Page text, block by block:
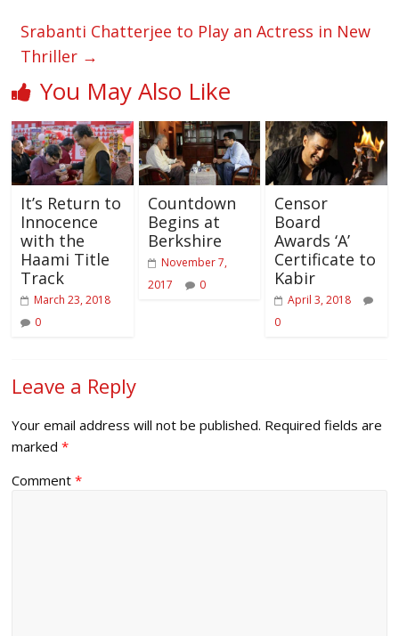
Srabanti Chatterjee to Play an Actress in New
Thriller →
You May Also Like
It’s Return to
Innocence
with the
Haami Title
Track
March 23, 2018
0
Countdown
Begins at
Berkshire
November 7,
2017
0
Censor
Board
Awards ‘A’
Certificate to
Kabir
April 3, 2018
0
Leave a Reply
Your email address will not be published. Required fields are
marked*
Comment*